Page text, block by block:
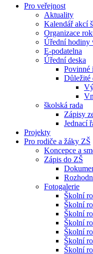
Pro veřejnost
Aktuality
Kalendář akcí
Organizace
Úřední hodiny
E-podatelna
Úřední deska
Povinné
Důležité
školská rada
Zápisy
Jednací
Projekty
Pro rodiče a žáky ZŠ
Koncepce a
Zápis do ZŠ
Fotogalerie
Školní
Školní
Školní
Školní
Školní
Školní
Školní